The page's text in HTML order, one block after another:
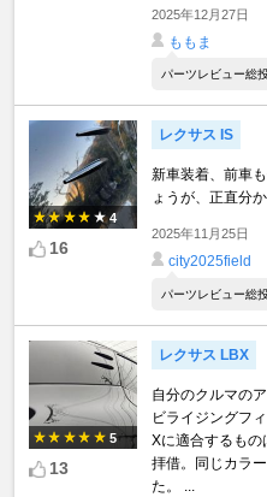
2025年12月27日
ももま
パーツレビュー総
4
16
レクサス IS
新車装着、前車
ょうが、正直分
2025年11月25日
city2025field
パーツレビュー総
5
13
レクサス LBX
自分のクルマの
ビライジングフ
Xに適合するもの
拝借。同じカラ
た。 ...